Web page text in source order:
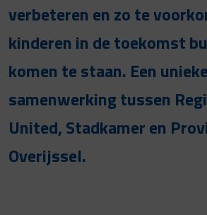
verbeteren en zo te
kinderen in de toekomst
komen te staan. Een unieke
samenwerking tussen
United, Stadkamer en
Overijssel.